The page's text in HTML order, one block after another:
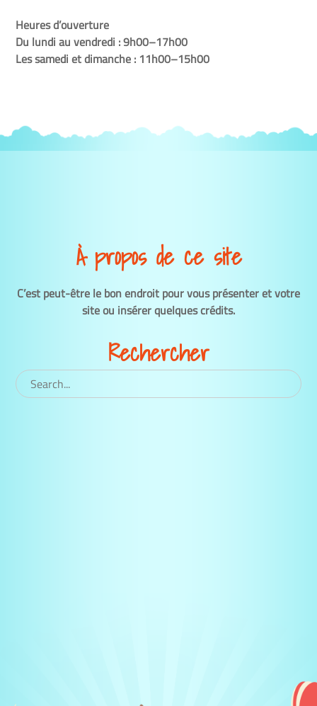
Heures d’ouverture
Du lundi au vendredi : 9h00–17h00
Les samedi et dimanche : 11h00–15h00
À propos de ce site
C’est peut-être le bon endroit pour vous présenter et votre
site ou insérer quelques crédits.
Rechercher